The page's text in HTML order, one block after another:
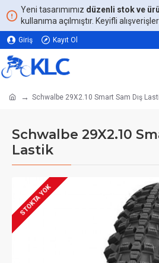
Yeni tasarımımız düzenli stok ve
kullanıma açılmıştır. Keyifli
Giriş Kayıt Ol
Schwalbe 29X2.10 Smart Sam Dış
Schwalbe 29X2.10
Lastik
STOKTA YOK